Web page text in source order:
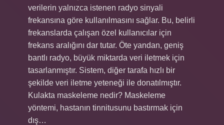
verilerin yalnızca istenen radyo sinyali
frekansına göre kullanılmasını sağlar. Bu, belirli
frekanslarda çalışan özel kullanıcılar için
frekans aralığını dar tutar. Öte yandan, geniş
bantlı radyo, büyük miktarda veri iletmek için
tasarlanmıştır. Sistem, diğer tarafa hızlı bir
şekilde veri iletme yeteneği ile donatılmıştır.
Kulakta maskeleme nedir? Maskeleme
yöntemi, hastanın tinnitusunu bastırmak için
dış…